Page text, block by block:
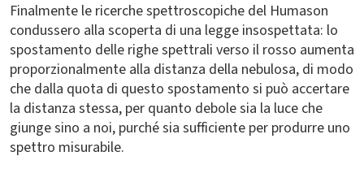
Finalmente le ricerche spettroscopiche del Humason
condussero alla scoperta di una legge insospettata: lo
spostamento delle righe spettrali verso il rosso aumenta
proporzionalmente alla distanza della nebulosa, di modo
che dalla quota di questo spostamento si può accertare
la distanza stessa, per quanto debole sia la luce che
giunge sino a noi, purché sia sufficiente per produrre uno
spettro misurabile.